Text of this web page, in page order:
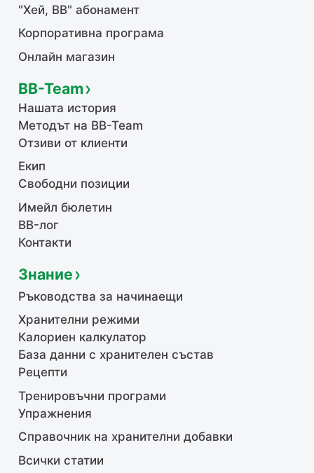
"Хей, ВВ" абонамент
Корпоративна програма
Онлайн магазин
BB-Team
Нашата история
Методът на BB-Team
Отзиви от клиенти
Екип
Свободни позиции
Имейл бюлетин
BB-лог
Контакти
Знание
Ръководства за начинаещи
Хранителни режими
Калориен калкулатор
База данни с хранителен състав
Рецепти
Тренировъчни програми
Упражнения
Справочник на хранителни добавки
Всички статии